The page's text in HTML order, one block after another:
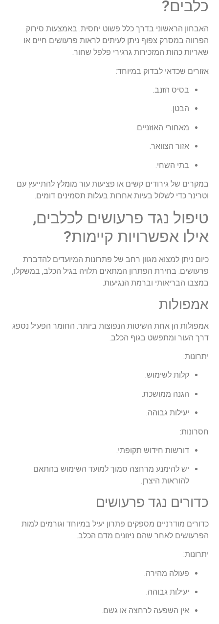
כלבים?
האבחון הראשוני בדרך כלל פשוט יחסית. באמצעות סירוק
הפרווה במסרק צפוף ניתן לעיתים לראות פרעושים חיים או
שאריות כהות המזכירות גרגירי פלפל שחור.
אזורים שכדאי לבדוק במיוחד:
בסיס הזנב.
הבטן.
מאחורי האוזניים.
אזור הצוואר.
בתי השחי.
במקרים של גירודים קשים או פציעות עור מומלץ להתייעץ עם
וטרינר כדי לשלול בעיות אחרות בעלות תסמינים דומים.
טיפול נגד פרעושים לכלבים,
אילו אפשרויות קיימות?
כיום ניתן למצוא מגוון רחב של פתרונות המיועדים להדברת
פרעושים. בחירת הפתרון המתאים תלויה בגיל הכלב, במשקלו,
במצבו הבריאותי וברמת הנגיעות.
אמפולות
אמפולות הן אחת השיטות הנפוצות ביותר. החומר הפעיל נספג
דרך העור ומתפשט בגוף הכלב.
יתרונות:
קלות לשימוש.
הגנה ממושכת.
יעילות גבוהה.
חסרונות:
דורשות חידוש תקופתי.
יש להימנע מרחצה סמוך למועד השימוש בהתאם
להוראות היצרן.
כדורים נגד פרעושים
כדורים מודרניים מספקים פתרון יעיל במיוחד וגורמים למות
הפרעושים לאחר שהם ניזונים מדם הכלב.
יתרונות:
פעולה מהירה.
יעילות גבוהה.
אין השפעה לרחצה או גשם.